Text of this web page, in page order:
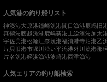
人気港の釣り船リスト
神湊港大原港鐘崎漁港間口漁港 鹿嶋旧
真鶴港腰越漁港 鹿嶋新港 上総湊港加太
宇佐美港松輪江奈漁港福浦港寺泊港乙
片貝旧港市堀川沿い平潟港外川漁港那
片名漁港姪浜漁港波崎港西津漁港
人気エリアの釣り船検索